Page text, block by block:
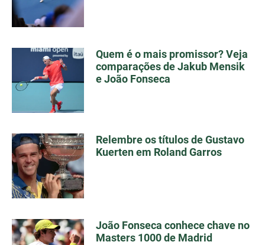
Quem é o mais promissor? Veja
comparações de Jakub Mensik
e João Fonseca
Relembre os títulos de Gustavo
Kuerten em Roland Garros
João Fonseca conhece chave no
Masters 1000 de Madrid